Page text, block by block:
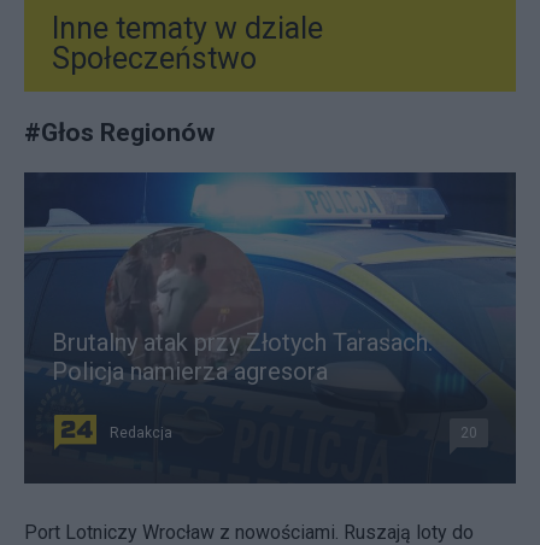
Inne tematy w dziale
Społeczeństwo
#Głos Regionów
Brutalny atak przy Złotych Tarasach.
Policja namierza agresora
Redakcja 20
Port Lotniczy Wrocław z nowościami. Ruszają loty do